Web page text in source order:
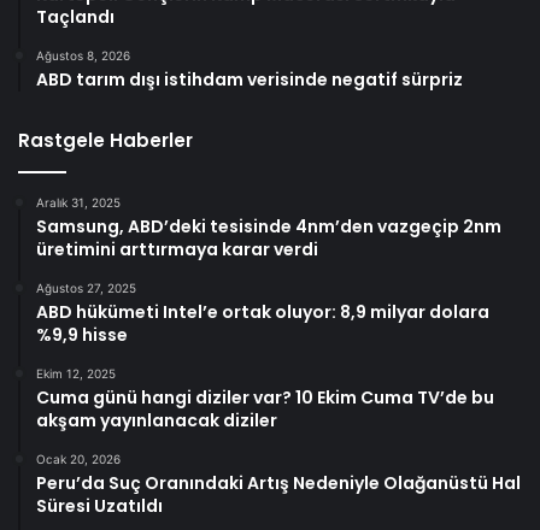
Taçlandı
Ağustos 8, 2026
ABD tarım dışı istihdam verisinde negatif sürpriz
Rastgele Haberler
Aralık 31, 2025
Samsung, ABD’deki tesisinde 4nm’den vazgeçip 2nm
üretimini arttırmaya karar verdi
Ağustos 27, 2025
ABD hükümeti Intel’e ortak oluyor: 8,9 milyar dolara
%9,9 hisse
Ekim 12, 2025
Cuma günü hangi diziler var? 10 Ekim Cuma TV’de bu
akşam yayınlanacak diziler
Ocak 20, 2026
Peru’da Suç Oranındaki Artış Nedeniyle Olağanüstü Hal
Süresi Uzatıldı